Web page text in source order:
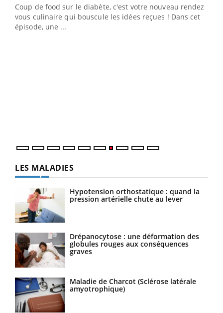
Coup de food sur le diabète, c'est votre nouveau rendez-
vous culinaire qui bouscule les idées reçues ! Dans cet
épisode, une ...
LES MALADIES
Hypotension orthostatique : quand la
pression artérielle chute au lever
Drépanocytose : une déformation des
globules rouges aux conséquences
graves
Maladie de Charcot (Sclérose latérale
amyotrophique)